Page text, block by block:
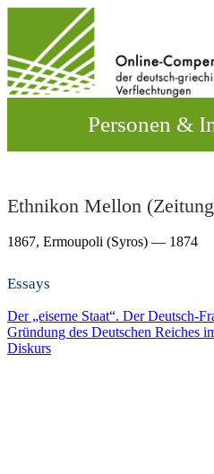
wechseln
Personen &
Ethnikon Mellon
1867, Ermoupoli (Syros) — 1874
Essays
Der „eiserne Staat“. Der Deutsch-
Gründung des Deutschen Reiches
Diskurs